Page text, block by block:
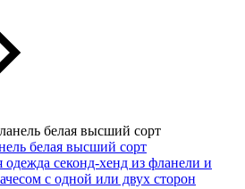
белая высший сорт
одежда секонд-хенд из фланели и
с одной или двух сторон